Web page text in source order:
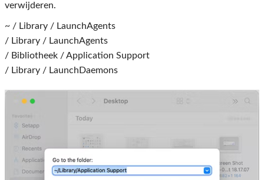
verwijderen.
~ / Library / LaunchAgents
/ Library / LaunchAgents
/ Bibliotheek / Application Support
/ Library / LaunchDaemons